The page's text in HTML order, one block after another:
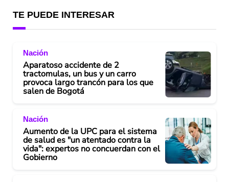
i
d
o
TE PUEDE INTERESAR
Nación
Aparatoso accidente de 2
tractomulas, un bus y un carro
provoca largo trancón para los que
salen de Bogotá
Nación
Aumento de la UPC para el sistema
de salud es "un atentado contra la
vida": expertos no concuerdan con el
Gobierno